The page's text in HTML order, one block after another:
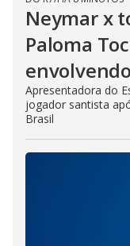
Neymar x
Paloma
Apresentadora do
jogador santista
Brasil